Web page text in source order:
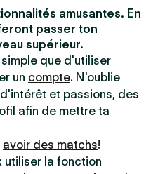
amusantes. En
passer ton
supérieur.
que d'utiliser
un compte. N'oublie
et passions, des
afin de mettre ta
avoir des matchs!
utiliser la fonction